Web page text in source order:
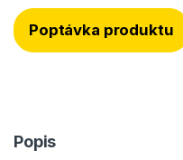
Poptávka produktu
Popis